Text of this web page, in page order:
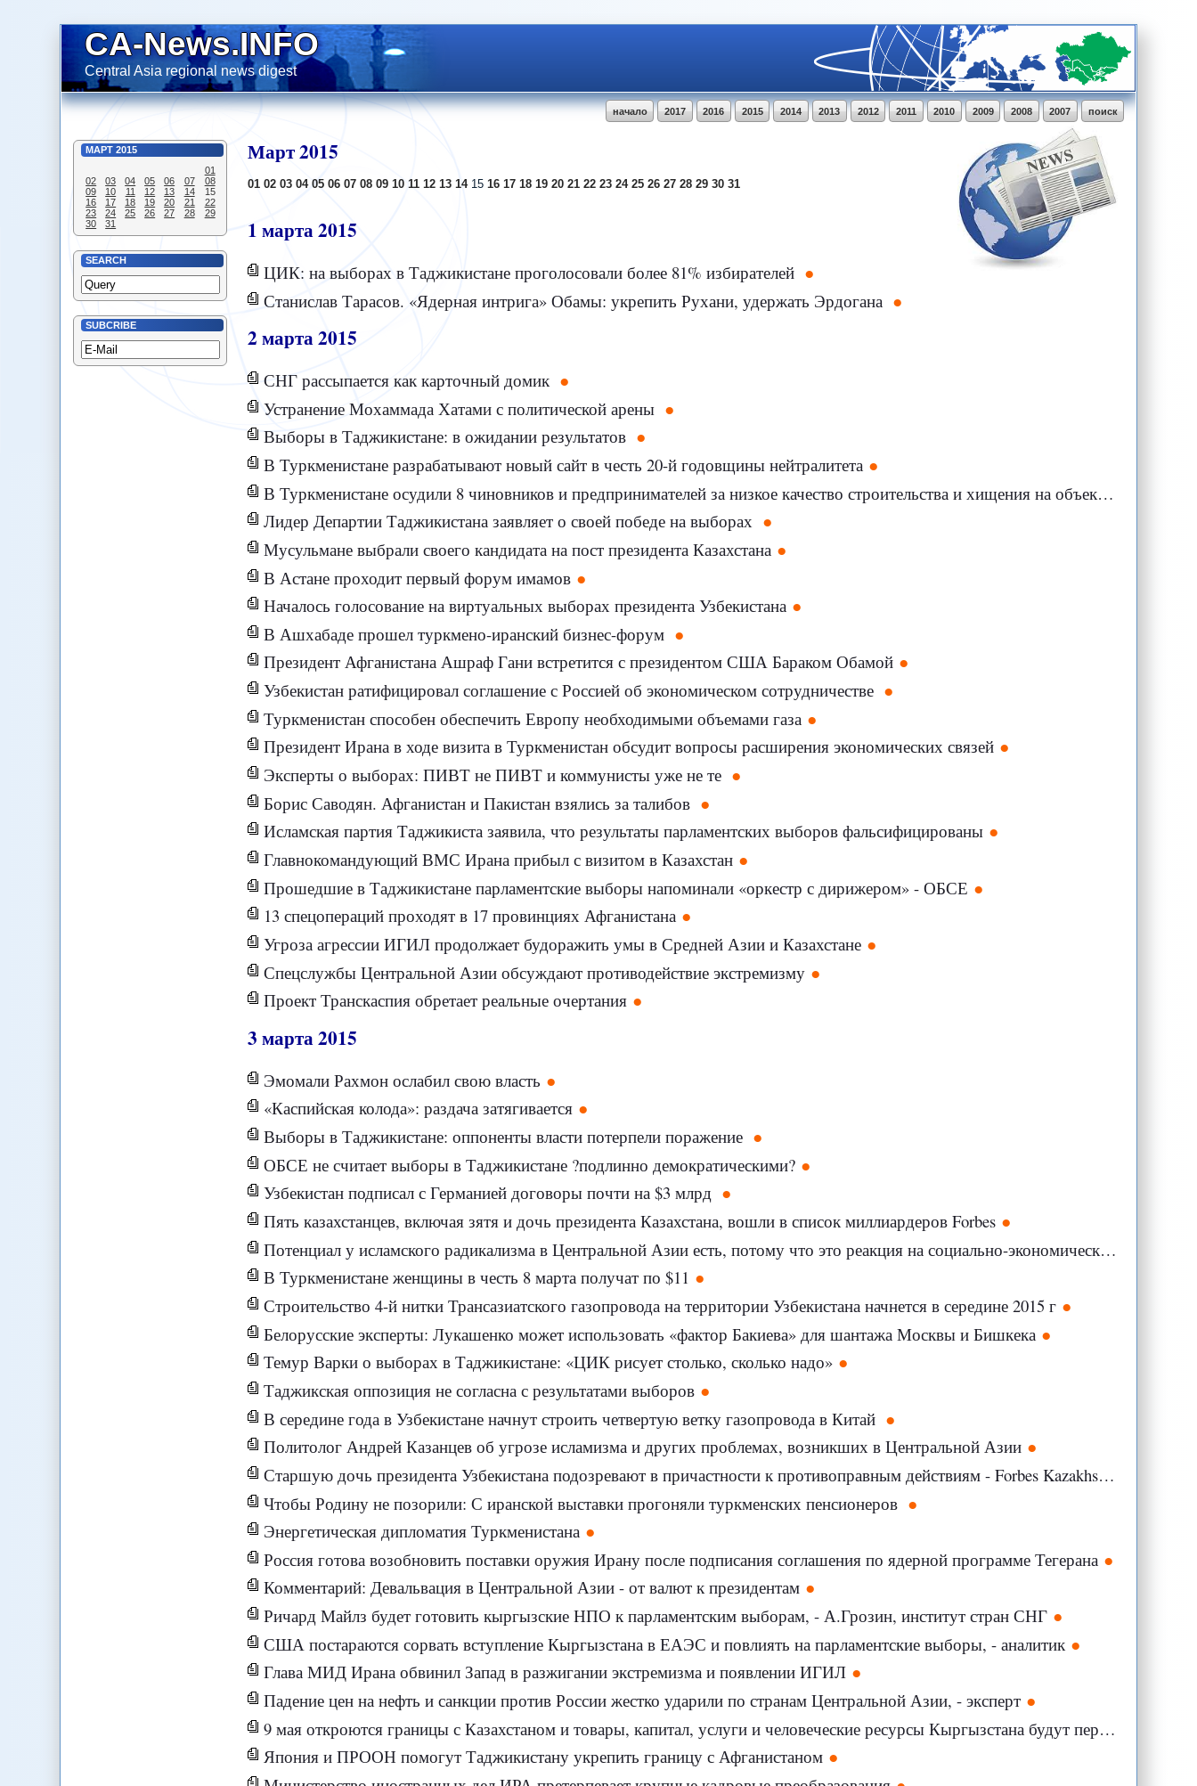
CA-News.INFO
Central Asia regional news digest
поиск
2007
2008
2009
2010
2011
2012
2013
2014
2015
2016
2017
начало
МАРТ 2015
01
02
03 04 05 06 07
08
09
10 11 12 13 14
15
16
17 18 19 20 21
22
23
24 25 26 27 28
29
30
31
SEARCH
SUBCRIBE
Март2015
01 02 03 04 05 06 07 08 09 10 11 12 13 1415 16 17 18 19 20 21 22 23 24 25 26 27 28 29 30 31
1марта2015
ЦИК: на выборах в Таджикистане проголосовали более 81% избирателей
Станислав Тарасов. «Ядерная интрига» Обамы: укрепить Рухани, удержать Эрдогана
2марта2015
СНГ рассыпается как карточный домик
Устранение Мохаммада Хатами с политической арены
Выборы в Таджикистане: в ожидании результатов
В Туркменистане разрабатывают новый сайт в честь 20-й годовщины нейтралитета
В Туркменистане осудили 8 чиновников и предпринимателей за низкое качество строительства и хищения на объектах
Лидер Департии Таджикистана заявляет о своей победе на выборах
Мусульмане выбрали своего кандидата на пост президента Казахстана
В Астане проходит первый форум имамов
Началось голосование на виртуальных выборах президента Узбекистана
В Ашхабаде прошел туркмено-иранский бизнес-форум
Президент Афганистана Ашраф Гани встретится с президентом США Бараком Обамой
Узбекистан ратифицировал соглашение с Россией об экономическом сотрудничестве
Туркменистан способен обеспечить Европу необходимыми объемами газа
Президент Ирана в ходе визита в Туркменистан обсудит вопросы расширения экономических связей
Эксперты о выборах: ПИВТ не ПИВТ и коммунисты уже не те
Борис Саводян. Афганистан и Пакистан взялись за талибов
Исламская партия Таджикиста заявила, что результаты парламентских выборов фальсифицированы
Главнокомандующий ВМС Ирана прибыл с визитом в Казахстан
Прошедшие в Таджикистане парламентские выборы напоминали «оркестр с дирижером» - ОБСЕ
13 спецопераций проходят в 17 провинциях Афганистана
Угроза агрессии ИГИЛ продолжает будоражить умы в Средней Азии и Казахстане
Спецслужбы Центральной Азии обсуждают противодействие экстремизму
Проект Транскаспия обретает реальные очертания
3марта2015
Эмомали Рахмон ослабил свою власть
«Каспийская колода»: раздача затягивается
Выборы в Таджикистане: оппоненты власти потерпели поражение
ОБСЕ не считает выборы в Таджикистане ?подлинно демократическими?
Узбекистан подписал с Германией договоры почти на $3 млрд
Пять казахстанцев, включая зятя и дочь президента Казахстана, вошли в список миллиардеров Forbes
Потенциал у исламского радикализма в Центральной Азии есть, потому что это реакция на социально-экономические проблемы, - эксперт Московского Центра Карнеги
В Туркменистане женщины в честь 8 марта получат по $11
Строительство 4-й нитки Трансазиатского газопровода на территории Узбекистана начнется в середине 2015 г
Белорусские эксперты: Лукашенко может использовать «фактор Бакиева» для шантажа Москвы и Бишкека
Темур Варки о выборах в Таджикистане: «ЦИК рисует столько, сколько надо»
Таджикская оппозиция не согласна с результатами выборов
В середине года в Узбекистане начнут строить четвертую ветку газопровода в Китай
Политолог Андрей Казанцев об угрозе исламизма и других проблемах, возникших в Центральной Азии
Старшую дочь президента Узбекистана подозревают в причастности к противоправным действиям - Forbes Kazakhstan
Чтобы Родину не позорили: С иранской выставки прогоняли туркменских пенсионеров
Энергетическая дипломатия Туркменистана
Россия готова возобновить поставки оружия Ирану после подписания соглашения по ядерной программе Тегерана
Комментарий: Девальвация в Центральной Азии - от валют к президентам
Ричард Майлз будет готовить кыргызские НПО к парламентским выборам, - А.Грозин, институт стран СНГ
США постараются сорвать вступление Кыргызстана в ЕАЭС и повлиять на парламентские выборы, - аналитик
Глава МИД Ирана обвинил Запад в разжигании экстремизма и появлении ИГИЛ
Падение цен на нефть и санкции против России жестко ударили по странам Центральной Азии, - эксперт
9 мая откроются границы с Казахстаном и товары, капитал, услуги и человеческие ресурсы Кыргызстана будут передвигаться свободно, - министр экономики КР
Япония и ПРООН помогут Таджикистану укрепить границу с Афганистаном